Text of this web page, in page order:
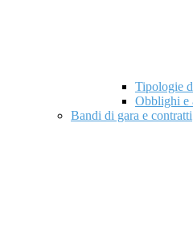
Tipologie
Obblighi e
Bandi di gara e contratti